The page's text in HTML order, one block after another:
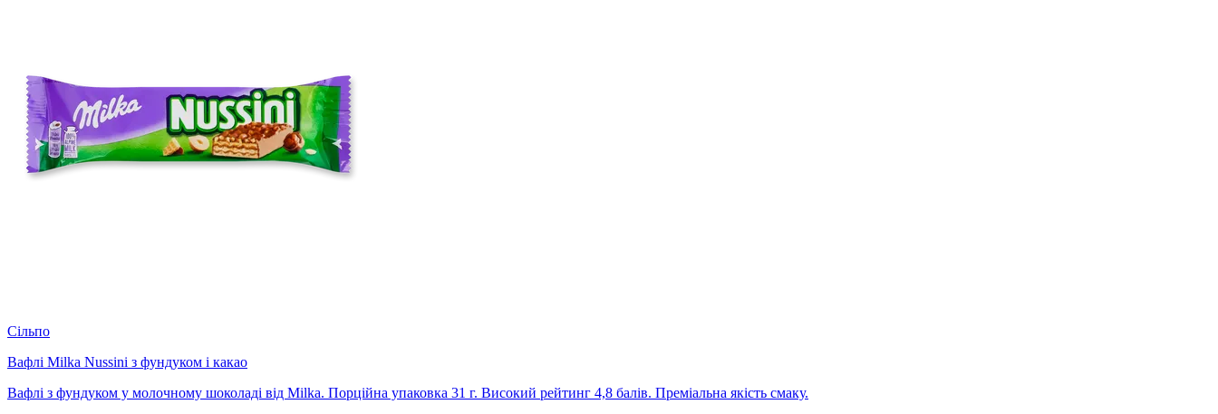
Сільпо
Вафлі Milka Nussini з фундуком і какао
Вафлі з фундуком у молочному шоколаді від Milka. Порційна упаковка 31 г. Високий рейтинг 4,8 балів. Преміальна якість смаку.